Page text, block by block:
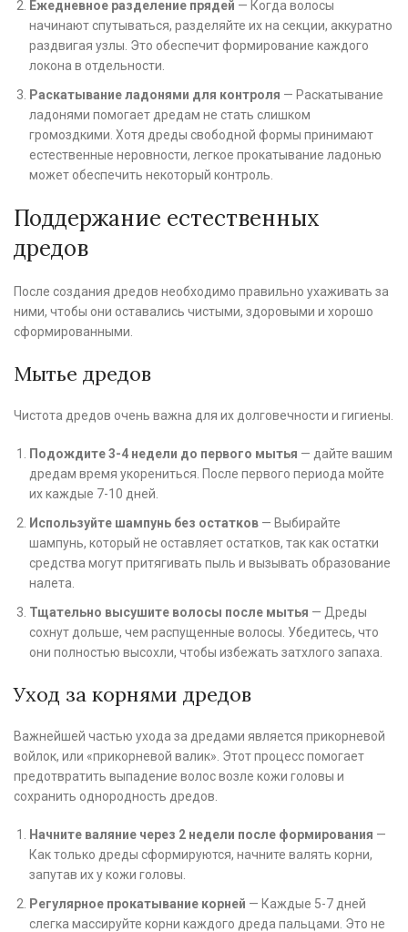
Ежедневное разделение прядей — Когда волосы
начинают спутываться, разделяйте их на секции, аккуратно
раздвигая узлы. Это обеспечит формирование каждого
локона в отдельности.
Раскатывание ладонями для контроля — Раскатывание
ладонями помогает дредам не стать слишком
громоздкими. Хотя дреды свободной формы принимают
естественные неровности, легкое прокатывание ладонью
может обеспечить некоторый контроль.
Поддержание естественных
дредов
После создания дредов необходимо правильно ухаживать за
ними, чтобы они оставались чистыми, здоровыми и хорошо
сформированными.
Мытье дредов
Чистота дредов очень важна для их долговечности и гигиены.
Подождите 3-4 недели до первого мытья — дайте вашим
дредам время укорениться. После первого периода мойте
их каждые 7-10 дней.
Используйте шампунь без остатков — Выбирайте
шампунь, который не оставляет остатков, так как остатки
средства могут притягивать пыль и вызывать образование
налета.
Тщательно высушите волосы после мытья — Дреды
сохнут дольше, чем распущенные волосы. Убедитесь, что
они полностью высохли, чтобы избежать затхлого запаха.
Уход за корнями дредов
Важнейшей частью ухода за дредами является прикорневой
войлок, или «прикорневой валик». Этот процесс помогает
предотвратить выпадение волос возле кожи головы и
сохранить однородность дредов.
Начните валяние через 2 недели после формирования —
Как только дреды сформируются, начните валять корни,
запутав их у кожи головы.
Регулярное прокатывание корней — Каждые 5-7 дней
слегка массируйте корни каждого дреда пальцами. Это не